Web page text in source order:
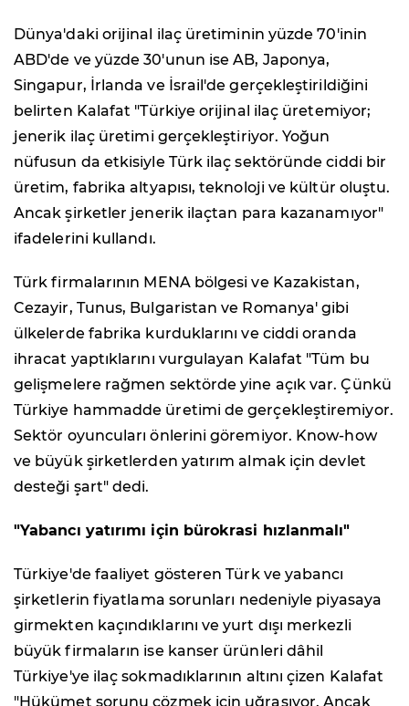
Dünya'daki orijinal ilaç üretiminin yüzde 70'inin
ABD'de ve yüzde 30'unun ise AB, Japonya,
Singapur, İrlanda ve İsrail'de gerçekleştirildiğini
belirten Kalafat "Türkiye orijinal ilaç üretemiyor;
jenerik ilaç üretimi gerçekleştiriyor. Yoğun
nüfusun da etkisiyle Türk ilaç sektöründe ciddi bir
üretim, fabrika altyapısı, teknoloji ve kültür oluştu.
Ancak şirketler jenerik ilaçtan para kazanamıyor"
ifadelerini kullandı.
Türk firmalarının MENA bölgesi ve Kazakistan,
Cezayir, Tunus, Bulgaristan ve Romanya' gibi
ülkelerde fabrika kurduklarını ve ciddi oranda
ihracat yaptıklarını vurgulayan Kalafat "Tüm bu
gelişmelere rağmen sektörde yine açık var. Çünkü
Türkiye hammadde üretimi de gerçekleştiremiyor.
Sektör oyuncuları önlerini göremiyor. Know-how
ve büyük şirketlerden yatırım almak için devlet
desteği şart" dedi.
"Yabancı yatırımı için bürokrasi hızlanmalı"
Türkiye'de faaliyet gösteren Türk ve yabancı
şirketlerin fiyatlama sorunları nedeniyle piyasaya
girmekten kaçındıklarını ve yurt dışı merkezli
büyük firmaların ise kanser ürünleri dâhil
Türkiye'ye ilaç sokmadıklarının altını çizen Kalafat
"Hükümet sorunu çözmek için uğraşıyor. Ancak